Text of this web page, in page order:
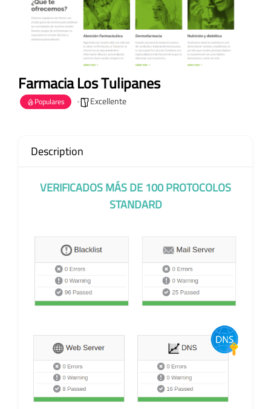
Farmacia Los Tulipanes
Populares Excellente
Description
VERIFICADOS MÁS DE 100 PROTOCOLOS
STANDARD